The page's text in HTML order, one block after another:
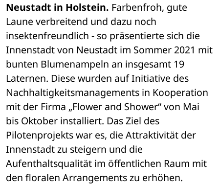
Neustadt in Holstein. Farbenfroh, gute
Laune verbreitend und dazu noch
insektenfreundlich - so präsentierte sich die
Innenstadt von Neustadt im Sommer 2021 mit
bunten Blumenampeln an insgesamt 19
Laternen. Diese wurden auf Initiative des
Nachhaltigkeitsmanagements in Kooperation
mit der Firma „Flower and Shower“ von Mai
bis Oktober installiert. Das Ziel des
Pilotenprojekts war es, die Attraktivität der
Innenstadt zu steigern und die
Aufenthaltsqualität im öffentlichen Raum mit
den floralen Arrangements zu erhöhen.